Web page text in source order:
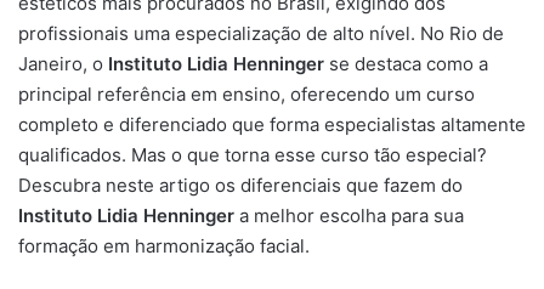
profissionais uma especialização de alto nível. No Rio de
Janeiro, o Instituto Lidia Henninger se destaca como a
principal referência em ensino, oferecendo um curso
completo e diferenciado que forma especialistas altamente
qualificados. Mas o que torna esse curso tão especial?
Descubra neste artigo os diferenciais que fazem do
Instituto Lidia Henninger a melhor escolha para sua
formação em harmonização facial.